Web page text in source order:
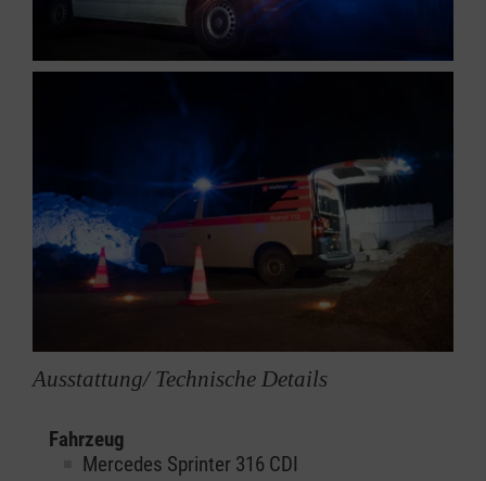
Ausstattung/ Technische Details
Fahrzeug
Mercedes Sprinter 316 CDI